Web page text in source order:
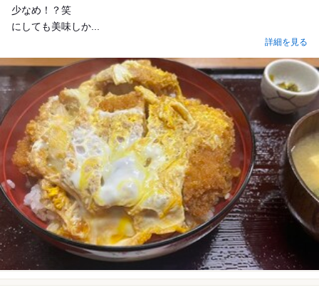
少なめ！？笑
にしても美味しか...
詳細を見る